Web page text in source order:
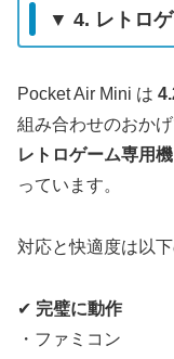
▼ 4. レトロ
Pocket Air Mini は
組み合わせのおかげ
レトロゲーム専用
っています。
対応と快適度は以下
✔ 完璧に動作
・ファミコン